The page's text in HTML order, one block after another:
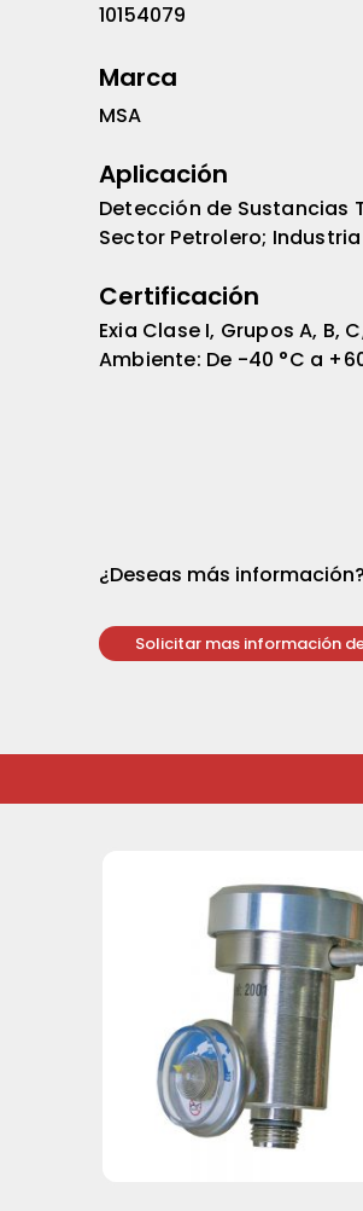
10154079
Marca
MSA
Aplicación
Detección de Sustancias
Sector Petrolero;
Certificación
Exia Clase I, Grupos A, B,
Ambiente: De -40 °C a
¿Deseas más información?
Solicitar mas información